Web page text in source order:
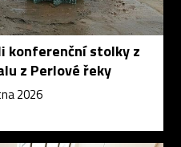
konferenční stolky z
z Perlové řeky
2026